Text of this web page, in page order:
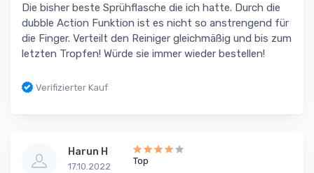
Die bisher beste Sprühflasche die ich hatte. Durch die
dubble Action Funktion ist es nicht so anstrengend für
die Finger. Verteilt den Reiniger gleichmäßig und bis zum
letzten Tropfen! Würde sie immer wieder bestellen!
Verifizierter Kauf
Harun H
17.10.2022
Top